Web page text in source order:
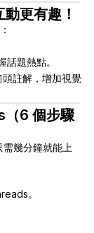
更有趣！
話題熱點。
頭註解，增加視覺
（6 個步驟
幾分鐘就能上
。